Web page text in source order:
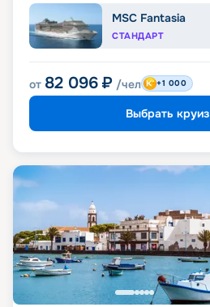
MSC Fantasia
СТАНДАРТ
от 82 096 ₽ /чел +1 000
Выбрать круиз